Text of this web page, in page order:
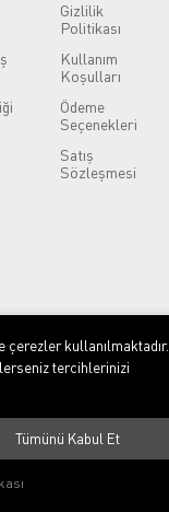
Gizlilik
Politikası
Kullanım
Koşulları
Ödeme
Seçenekleri
Satış
Sözleşmesi
çerezler kullanılmaktadır.
tercihlerinizi
Tümünü Kabul Et